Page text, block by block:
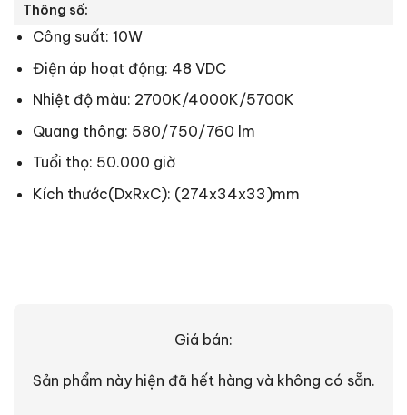
Thông số:
Công suất: 10W
Điện áp hoạt động: 48 VDC
Nhiệt độ màu: 2700K/4000K/5700K
Quang thông: 580/750/760 lm
Tuổi thọ: 50.000 giờ
Kích thước(DxRxC): (274x34x33)mm
Giá bán:
Sản phẩm này hiện đã hết hàng và không có sẵn.
Alternative: